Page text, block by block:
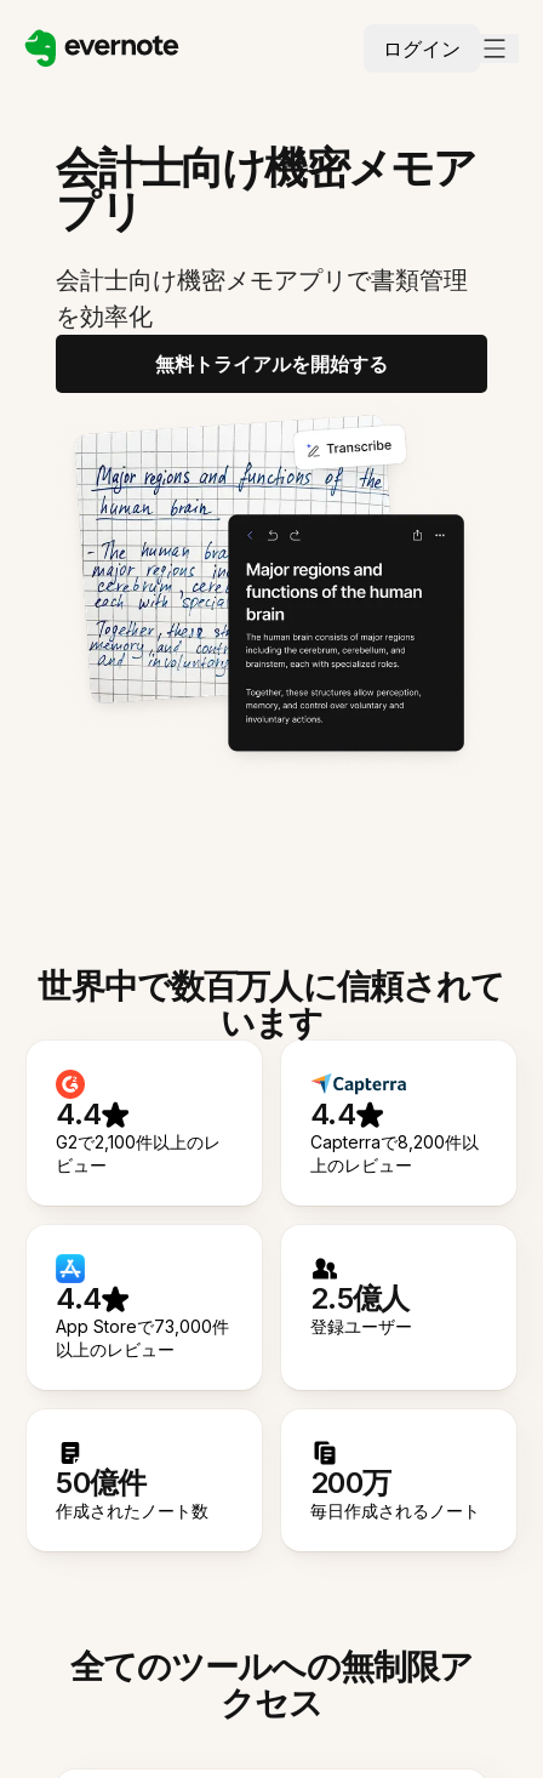
ログイン
会計士向け機密メモア
プリ
会計士向け機密メモアプリで書類管理
を効率化
無料トライアルを開始する
世界中で数百万人に信頼されて
います
4.4
G2で2,100件以上のレ
ビュー
4.4
Capterraで8,200件以
上のレビュー
4.4
App Storeで73,000件
以上のレビュー
2.5億人
登録ユーザー
50億件
作成されたノート数
200万
毎日作成されるノート
全てのツールへの無制限ア
クセス